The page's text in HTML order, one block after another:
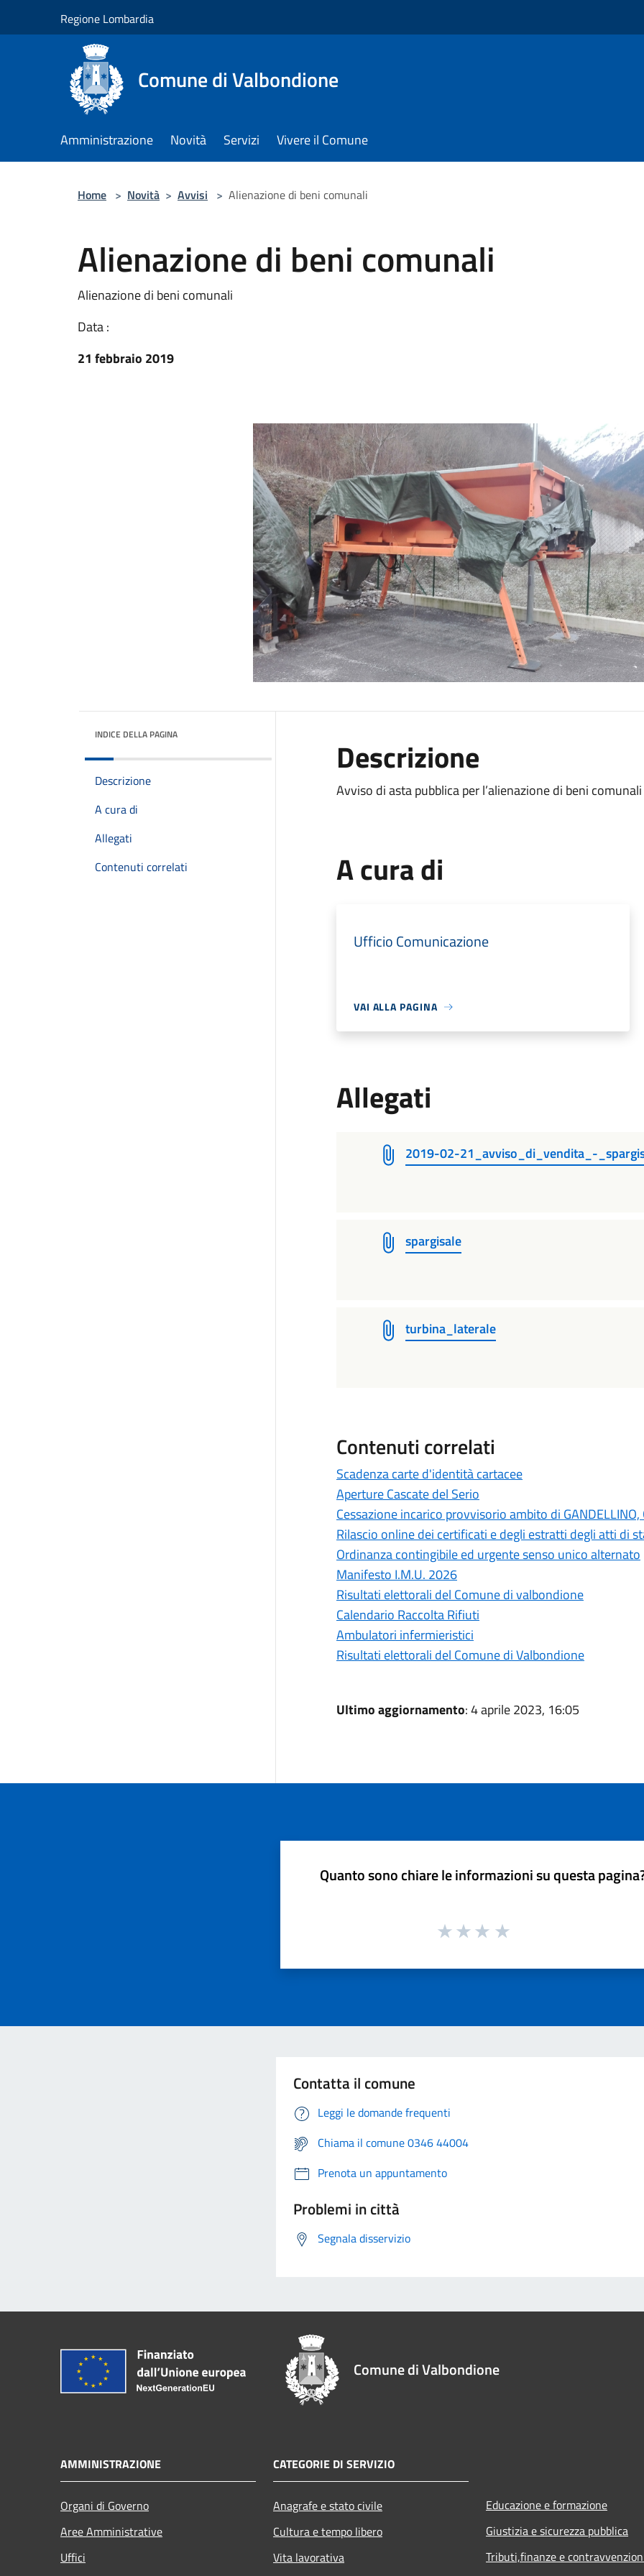
Regione Lombardia
Comune di Valbondione
Amministrazione Novità Servizi Vivere il Comune
Home > Novità > Avvisi > Alienazione di beni comunali
Alienazione di beni comunali
Alienazione di beni comunali
Data :
21 febbraio 2019
INDICE DELLA PAGINA
Descrizione
A cura di
Allegati
Contenuti correlati
Descrizione
Avviso di asta pubblica per l’alienazione di beni comunali
A cura di
Ufficio Comunicazione
VAI ALLA PAGINA
Allegati
2019-02-21_avviso_di_vendita_-
spargisale
turbina_laterale
Contenuti correlati
Scadenza carte d'identità cartacee
Aperture Cascate del Serio
Cessazione incarico provvisorio ambito di GANDELLINO,
Rilascio online dei certificati e degli estratti degli atti di
Ordinanza contingibile ed urgente senso unico alternato
Manifesto I.M.U. 2026
Risultati elettorali del Comune di valbondione
Calendario Raccolta Rifiuti
Ambulatori infermieristici
Risultati elettorali del Comune di Valbondione
Ultimo aggiornamento: 4 aprile 2023, 16:05
Quanto sono chiare le informazioni su questa
Contatta il comune
Leggi le domande frequenti
Chiama il comune 0346 44004
Prenota un appuntamento
Problemi in città
Segnala disservizio
Comune di Valbondione
AMMINISTRAZIONE
Organi di Governo
Aree Amministrative
Uffici
CATEGORIE DI SERVIZIO
Anagrafe e stato civile
Cultura e tempo libero
Vita lavorativa
Educazione e formazione
Giustizia e sicurezza pubblica
Tributi,finanze e